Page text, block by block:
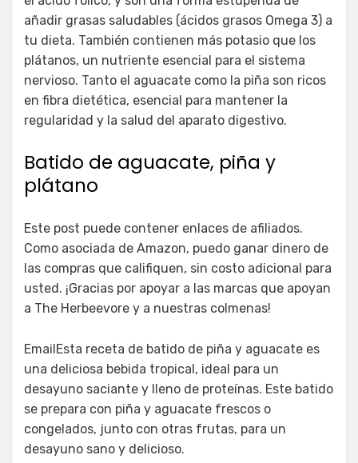
añadir grasas saludables (ácidos grasos Omega 3) a
tu dieta. También contienen más potasio que los
plátanos, un nutriente esencial para el sistema
nervioso. Tanto el aguacate como la piña son ricos
en fibra dietética, esencial para mantener la
regularidad y la salud del aparato digestivo.
Batido de aguacate, piña y
plátano
Este post puede contener enlaces de afiliados.
Como asociada de Amazon, puedo ganar dinero de
las compras que califiquen, sin costo adicional para
usted. ¡Gracias por apoyar a las marcas que apoyan
a The Herbeevore y a nuestras colmenas!
EmailEsta receta de batido de piña y aguacate es
una deliciosa bebida tropical, ideal para un
desayuno saciante y lleno de proteínas. Este batido
se prepara con piña y aguacate frescos o
congelados, junto con otras frutas, para un
desayuno sano y delicioso.